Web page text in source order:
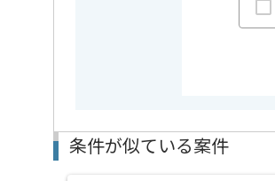
条件が似ている案件